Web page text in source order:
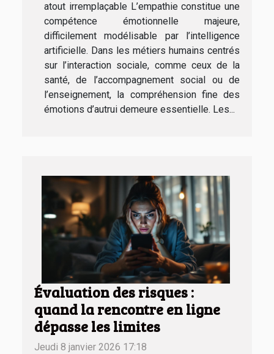
atout irremplaçable L’empathie constitue une
compétence émotionnelle majeure,
difficilement modélisable par l’intelligence
artificielle. Dans les métiers humains centrés
sur l’interaction sociale, comme ceux de la
santé, de l’accompagnement social ou de
l’enseignement, la compréhension fine des
émotions d’autrui demeure essentielle. Les...
Évaluation des risques :
quand la rencontre en ligne
dépasse les limites
Jeudi 8 janvier 2026 17:18